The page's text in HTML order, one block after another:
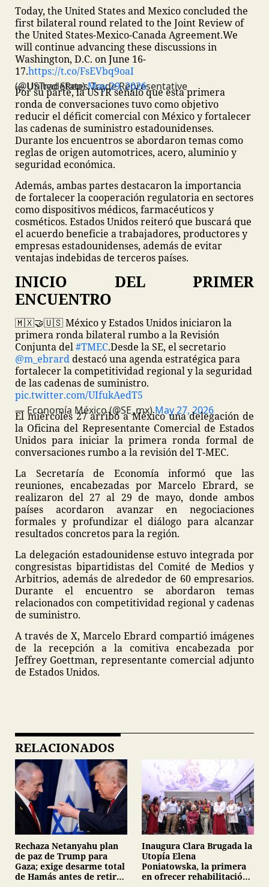
Today, the United States and Mexico concluded the
first bilateral round related to the Joint Review of
the United States-Mexico-Canada Agreement.We
will continue advancing these discussions in
Washington, D.C. on June 16-
17.https://t.co/FsEVbq9oaI
— United States Trade Representative (@USTradeRep)May 29, 2026
Por su parte, la USTR señaló que esta primera
ronda de conversaciones tuvo como objetivo
reducir el déficit comercial con México y fortalecer
las cadenas de suministro estadounidenses.
Durante los encuentros se abordaron temas como
reglas de origen automotrices, acero, aluminio y
seguridad económica.
Además, ambas partes destacaron la importancia
de fortalecer la cooperación regulatoria en sectores
como dispositivos médicos, farmacéuticos y
cosméticos. Estados Unidos reiteró que buscará que
el acuerdo beneficie a trabajadores, productores y
empresas estadounidenses, además de evitar
ventajas indebidas de terceros países.
INICIO DEL PRIMER
ENCUENTRO
🇲🇽🤝🇺🇸 México y Estados Unidos iniciaron la
primera ronda bilateral rumbo a la Revisión
Conjunta del#TMEC.Desde la SE, el secretario
@m_ebrarddestacó una agenda estratégica para
fortalecer la competitividad regional y la seguridad
de las cadenas de suministro.
pic.twitter.com/UIfukAedT5
— Economía México (@SE_mx)May 27, 2026
El miércoles 27 arribó a México una delegación de
la Oficina del Representante Comercial de Estados
Unidos para iniciar la primera ronda formal de
conversaciones rumbo a la revisión del T-MEC.
La Secretaría de Economía informó que las
reuniones, encabezadas por Marcelo Ebrard, se
realizaron del 27 al 29 de mayo, donde ambos
países acordaron avanzar en negociaciones
formales y profundizar el diálogo para alcanzar
resultados concretos para la región.
La delegación estadounidense estuvo integrada por
congresistas bipartidistas del Comité de Medios y
Arbitrios, además de alrededor de 60 empresarios.
Durante el encuentro se abordaron temas
relacionados con competitividad regional y cadenas
de suministro.
A través de X, Marcelo Ebrard compartió imágenes
de la recepción a la comitiva encabezada por
Jeffrey Goettman, representante comercial adjunto
de Estados Unidos.
RELACIONADOS
Rechaza Netanyahu plan
de paz de Trump para
Gaza; exige desarme total
de Hamás antes de retirar
Inaugura Clara Brugada la
Utopía Elena
Poniatowska, la primera
en ofrecer rehabilitación